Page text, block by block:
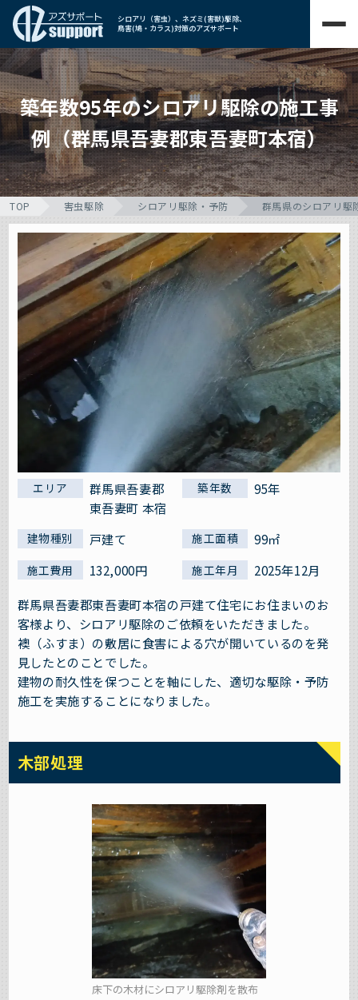
シロアリ（害虫）、ネズミ(害獣)駆除、
鳥害(鳩・カラス)対策のアズサポート
築年数95年のシロアリ駆除の施工事
例（群馬県吾妻郡東吾妻町本宿）
TOP 害虫駆除 シロアリ駆除・予防 群馬県のシロアリ駆
エリア
群馬県吾妻郡
東吾妻町 本宿
築年数 95年
建物種別 戸建て 施工面積 99㎡
施工費用 132,000円 施工年月
2025年12月
群馬県吾妻郡東吾妻町本宿の戸建て住宅にお住まいのお
客様より、シロアリ駆除のご依頼をいただきました。
襖（ふすま）の敷居に食害による穴が開いているのを発
見したとのことでした。
建物の耐久性を保つことを軸にした、適切な駆除・予防
施工を実施することになりました。
木部処理
床下の木材にシロアリ駆除剤を散布